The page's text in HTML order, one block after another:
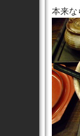
本来な